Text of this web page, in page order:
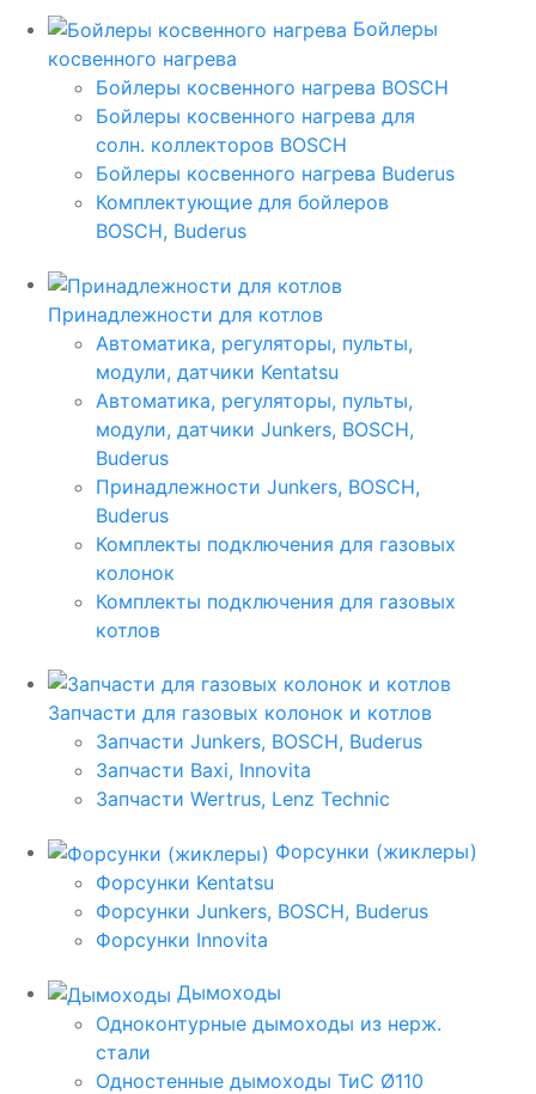
Бойлеры
косвенного нагрева
Бойлеры косвенного нагрева BOSCH
Бойлеры косвенного нагрева для
солн. коллекторов BOSCH
Бойлеры косвенного нагрева Buderus
Комплектующие для бойлеров
BOSCH, Buderus
Принадлежности для котлов
Автоматика, регуляторы, пульты,
модули, датчики Kentatsu
Автоматика, регуляторы, пульты,
модули, датчики Junkers, BOSCH,
Buderus
Принадлежности Junkers, BOSCH,
Buderus
Комплекты подключения для газовых
колонок
Комплекты подключения для газовых
котлов
Запчасти для газовых колонок и котлов
Запчасти Junkers, BOSCH, Buderus
Запчасти Baxi, Innovita
Запчасти Wertrus, Lenz Technic
Форсунки (жиклеры)
Форсунки Kentatsu
Форсунки Junkers, BOSCH, Buderus
Форсунки Innovita
Дымоходы
Одноконтурные дымоходы из нерж.
стали
Одностенные дымоходы ТиС Ø110